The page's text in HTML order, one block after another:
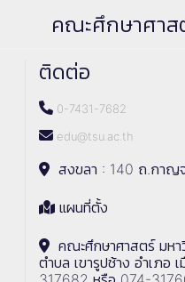
คณะศึกษาศา
ติดต่อ
0-7431-7682
edu@tsu.ac.th
สงขลา : 140 ถ.กาญ
แผนที่ตั้ง
คณะศึกษาศาสตร์ มห
ตำบล เขารูปช้าง อำเภอ